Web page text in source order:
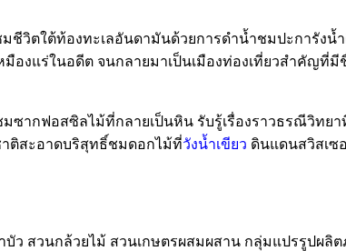
มชีวิตใต้ท้องทะเลอันดามันด้วยการดำน้ำชมปะการังน้
องแร่ในอดีต จนกลายมาเป็นเมืองท่องเที่ยวสำคัญที่มี
ากฟอสซิลไม้ที่กลายเป็นหิน รับรู้เรื่องราวธรณีวิทยา
ติสะอาดบริสุทธิ์ชมดอกไม้ที่วังน้ำเขียว ดินแดนสวิสเซ
บัว สวนกล้วยไม้ สวนเกษตรผสมผสาน กลุ่มแปรรูปผลิ